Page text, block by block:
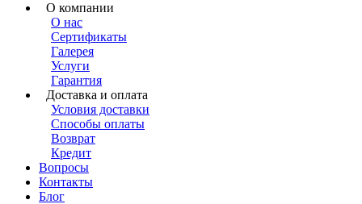
О компании
О нас
Сертификаты
Галерея
Услуги
Гарантия
Доставка и оплата
Условия доставки
Способы оплаты
Возврат
Кредит
Вопросы
Контакты
Блог